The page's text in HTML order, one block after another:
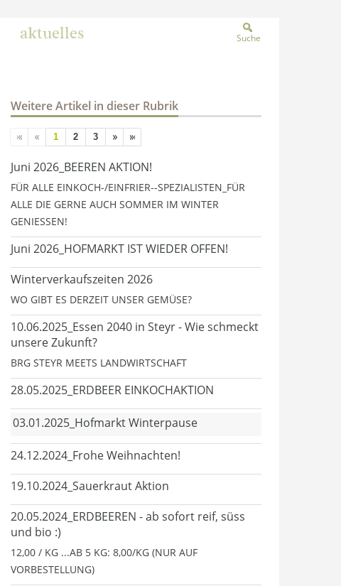
aktuelles Suche
Weitere Artikel in dieser Rubrik
1 2 3
Juni 2026_BEEREN AKTION!
FÜR ALLE EINKOCH-/EINFRIER--SPEZIALISTEN_FÜR
ALLE DIE GERNE AUCH SOMMER IM WINTER
GENIESSEN!
Juni 2026_HOFMARKT IST WIEDER OFFEN!
Winterverkaufszeiten 2026
WO GIBT ES DERZEIT UNSER GEMÜSE?
10.06.2025_Essen 2040 in Steyr - Wie schmeckt
unsere Zukunft?
BRG STEYR MEETS LANDWIRTSCHAFT
28.05.2025_ERDBEER EINKOCHAKTION
03.01.2025_Hofmarkt Winterpause
24.12.2024_Frohe Weihnachten!
19.10.2024_Sauerkraut Aktion
20.05.2024_ERDBEEREN - ab sofort reif, süss
und bio :)
12,00 / KG ...AB 5 KG: 8,00/KG (NUR AUF
VORBESTELLUNG)